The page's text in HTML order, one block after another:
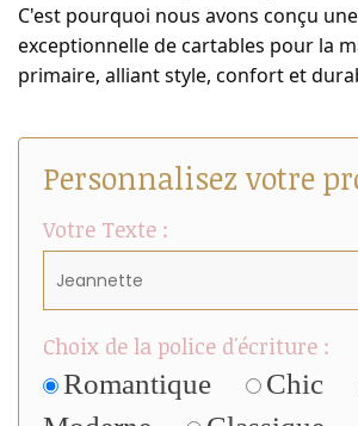
C'est pourquoi nous avons conçu
exceptionnelle de cartables pour la
primaire, alliant style, confort et
Personnalisez votre
Votre Texte :
Choix de la police d'écriture :
Romantique
Chic